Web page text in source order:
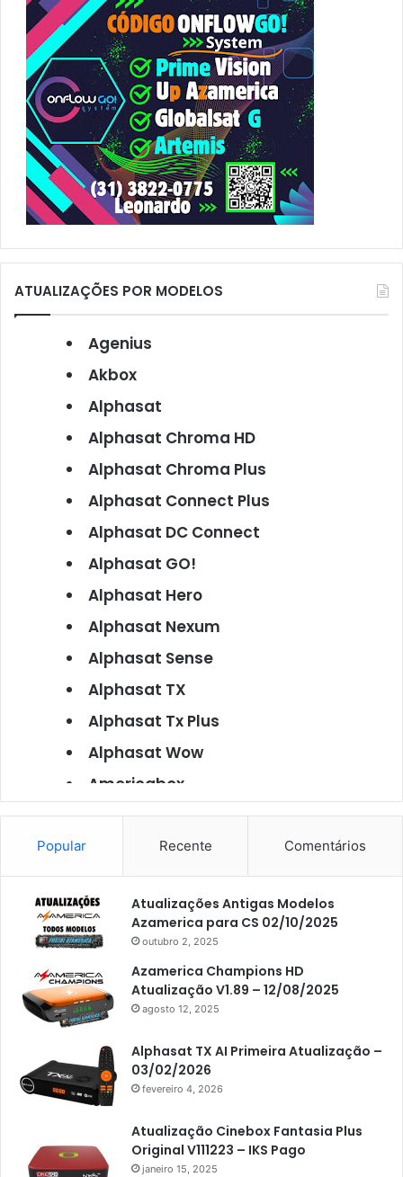
r
:
ATUALIZAÇÕES POR MODELOS
Agenius
Akbox
Alphasat
Alphasat Chroma HD
Alphasat Chroma Plus
Alphasat Connect Plus
Alphasat DC Connect
Alphasat GO!
Alphasat Hero
Alphasat Nexum
Alphasat Sense
Alphasat TX
Alphasat Tx Plus
Alphasat Wow
Americabox
Americabox S101
Americabox S105
Americabox S105 Plus
Americabox S205
Americabox S205 Plus
Americabox S305 Plus
Artcom
Athomics
Athomics Eon
Athomics i3
Athomics i3 Bold
Popular Recente Comentários
Atualizações Antigas Modelos
Azamerica para CS 02/10/2025
outubro 2, 2025
Azamerica Champions HD
Atualização V1.89 – 12/08/2025
agosto 12, 2025
Alphasat TX AI Primeira Atualização –
03/02/2026
fevereiro 4, 2026
Atualização Cinebox Fantasia Plus
Original V111223 – IKS Pago
janeiro 15, 2025